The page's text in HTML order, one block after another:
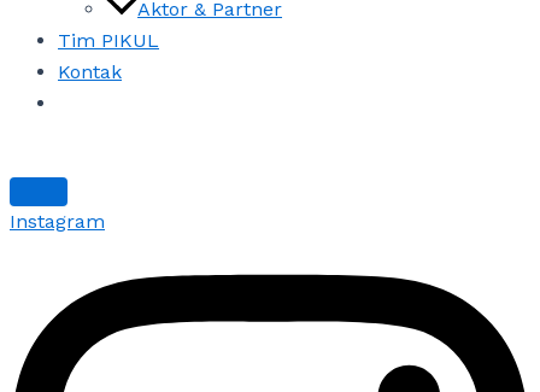
Aktor & Partner
Tim PIKUL
Kontak
Instagram